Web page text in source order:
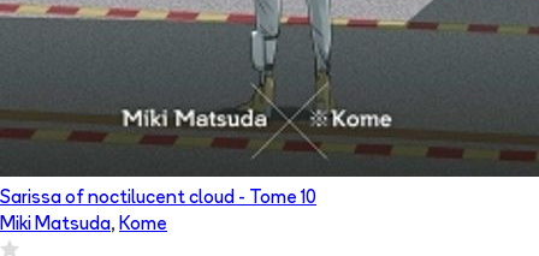
Sarissa of noctilucent cloud - Tome 10
Miki Matsuda, Kome